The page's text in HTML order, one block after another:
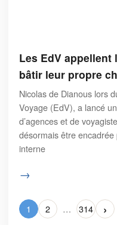
Les EdV appellent
bâtir leur propre
Nicolas de Dianous lors
Voyage (EdV), a lancé
d’agences et de
désormais être
interne
→
1 2 … 314 ›